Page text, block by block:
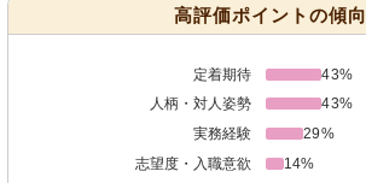
高評価ポイントの傾向
定着期待
43%
人柄・対人姿勢
43%
実務経験
29%
志望度・入職意欲
14%